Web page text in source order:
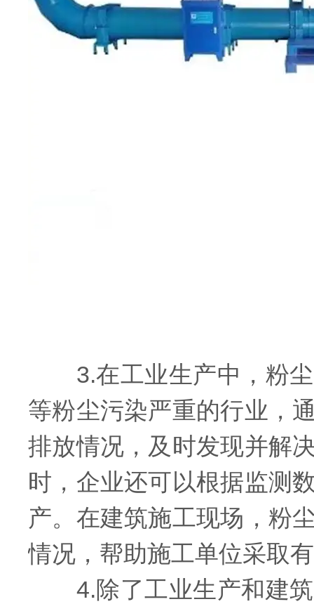
3.在工业生产中，粉尘
等粉尘污染严重的行业，
排放情况，及时发现并解
时，企业还可以根据监测
产。在建筑施工现场，粉
情况，帮助施工单位采取
4.除了工业生产和建筑